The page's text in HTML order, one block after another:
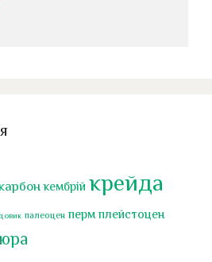
кембрій крейда
палеоцен перм плейстоцен